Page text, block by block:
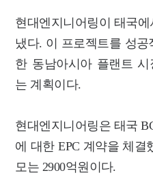
현대엔지니어링이 태국
냈다. 이 프로젝트를 성
한 동남아시아 플랜트
는 계획이다.
현대엔지니어링은 태국
에 대한 EPC 계약을 체결
모는 2900억원이다.